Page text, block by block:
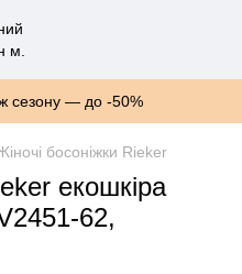
сезону — до -50%
босоніжки Rieker
екошкіра
62,